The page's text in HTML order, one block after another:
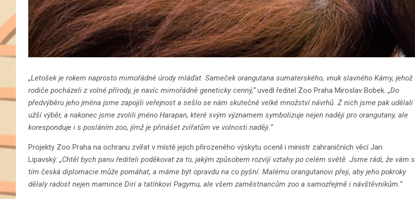
„Letošek je rokem naprosto mimořádné úrody mláďat. Sameček orangutana sumaterského, vnuk slavného Kámy, jehož
rodiče pocházeli z volné přírody, je navíc mimořádně geneticky cenný,“uvedl ředitel Zoo Praha Miroslav Bobek. „Do
předvýběru jeho jména jsme zapojili veřejnost a sešlo se nám skutečně velké množství návrhů. Z nich jsme pak udělali
užší výběr, a nakonec jsme zvolili jméno Harapan, které svým významem symbolizuje nejen naději pro orangutany, ale
koresponduje i s posláním zoo, jímž je přinášet zvířatům ve volnosti naději.“
Projekty Zoo Praha na ochranu zvířat v místě jejich přirozeného výskytu ocenil i ministr zahraničních věcí Jan
Lipavský: „Chtěl bych panu řediteli poděkovat za to, jakým způsobem rozvíjí vztahy po celém světě. Jsme rádi, že vám s
tím česká diplomacie může pomáhat, a máme být opravdu na co pyšní. Malému orangutanovi přeji, aby jeho pokroky
dělaly radost nejen mamince Diri a tatínkovi Pagymu, ale všem zaměstnancům zoo a samozřejmě i návštěvníkům.“